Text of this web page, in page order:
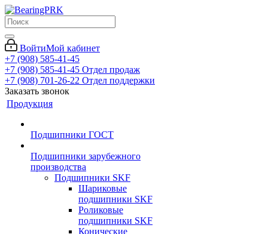
ВойтиМой кабинет
+7 (908) 585-41-45
+7 (908) 585-41-45 Отдел продаж
+7 (908) 701-26-22 Отдел поддержки
Заказать звонок
Продукция
Подшипники ГОСТ
Подшипники зарубежного
производства
Подшипники SKF
Шариковые
подшипники SKF
Роликовые
подшипники SKF
Конические